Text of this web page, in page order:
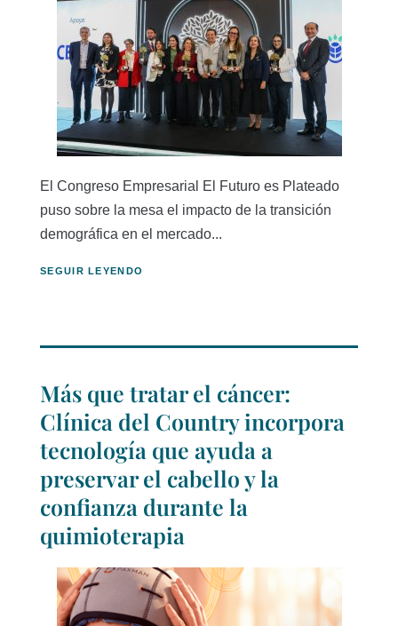
El Congreso Empresarial El Futuro es Plateado
puso sobre la mesa el impacto de la transición
demográfica en el mercado...
SEGUIR LEYENDO
Más que tratar el cáncer:
Clínica del Country incorpora
tecnología que ayuda a
preservar el cabello y la
confianza durante la
quimioterapia